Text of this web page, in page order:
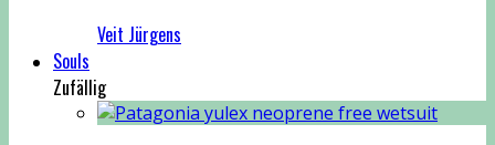
Veit Jürgens
Souls
Zufällig